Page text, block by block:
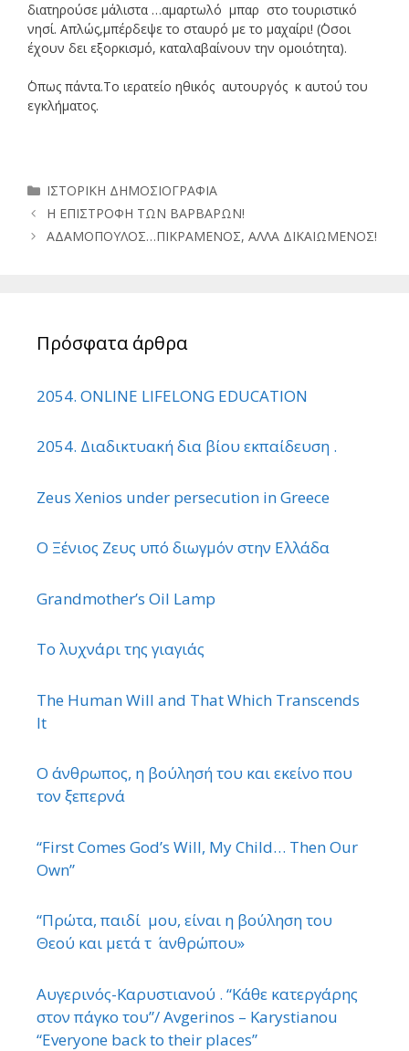
διατηρούσε μάλιστα …αμαρτωλό μπαρ στο τουριστικό
νησί. Απλώς,μπέρδεψε το σταυρό με το μαχαίρι! (΄Οσοι
έχουν δει εξορκισμό, καταλαβαίνουν την ομοιότητα).
΄Οπως πάντα.Το ιερατείο ηθικός αυτουργός κ αυτού του
εγκλήματος.
Κατηγορίες
ΙΣΤΟΡΙΚΗ ΔΗΜΟΣΙΟΓΡΑΦΙΑ
Η ΕΠΙΣΤΡΟΦΗ ΤΩΝ ΒΑΡΒΑΡΩΝ!
ΑΔΑΜΟΠΟΥΛΟΣ…ΠΙΚΡΑΜΕΝΟΣ, ΑΛΛΑ ΔΙΚΑΙΩΜΕΝΟΣ!
Πρόσφατα άρθρα
2054. ONLINE LIFELONG EDUCATION
2054. Διαδικτυακή δια βίου εκπαίδευση .
Zeus Xenios under persecution in Greece
Ο Ξένιος Ζευς υπό διωγμόν στην Ελλάδα
Grandmother’s Oil Lamp
Το λυχνάρι της γιαγιάς
The Human Will and That Which Transcends
It
Ο άνθρωπος, η βούλησή του και εκείνο που
τον ξεπερνά
“First Comes God’s Will, My Child… Then Our
Own”
“Πρώτα, παιδί μου, είναι η βούληση του
Θεού και μετά τ ΄ ανθρώπου»
Αυγερινός-Καρυστιανού . “Κάθε κατεργάρης
στον πάγκο του”/ Avgerinos – Karystianou
“Εveryone back to their places”